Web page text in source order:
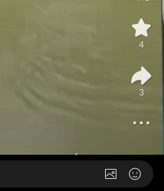
4
3